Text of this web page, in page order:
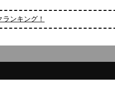
ンキング！